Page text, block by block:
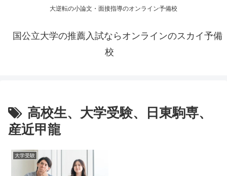
大逆転の小論文・面接指導のオンライン予備校
国公立大学の推薦入試ならオンラインのスカイ予備
校
高校生、大学受験、日東駒専、
産近甲龍
大学受験